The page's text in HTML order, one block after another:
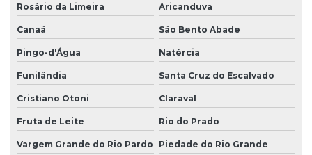
Rosário da Limeira Aricanduva
Canaã São Bento Abade
Pingo-d'Água Natércia
Funilândia Santa Cruz do Escalvado
Cristiano Otoni Claraval
Fruta de Leite Rio do Prado
Vargem Grande do Rio Pardo Piedade do Rio Grande